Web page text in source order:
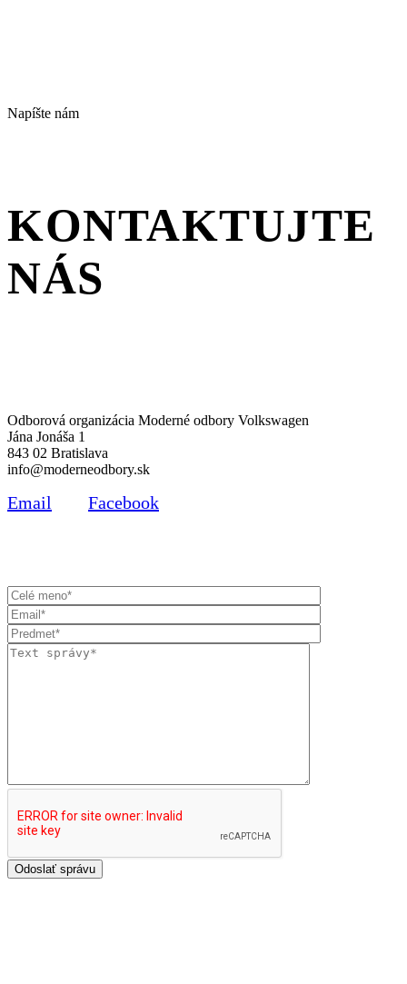
Napíšte nám
KONTAKTUJTE
NÁS
Odborová organizácia Moderné odbory Volkswagen
Jána Jonáša 1
843 02 Bratislava
info@moderneodbory.sk
Email Facebook